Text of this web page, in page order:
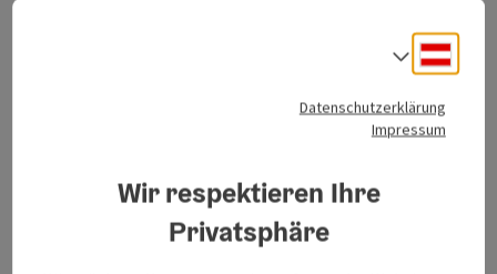
Mitten im Skigebiet, auf den Hutterer Böden, befindet
sich die Höhenloipe von Hinterstoder, die über die
zu erreichen ist. Der rund drei Kilometer lange
Rundkurs verfügt über zwei klassische Spuren sowie
eine Skating-Strecke und verläuft entlang des
Almbodens von der Mittelstation bis zur
Datenschutzerklärung
Impressum
Wir respektieren Ihre
Privatsphäre